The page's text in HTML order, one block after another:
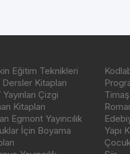
Eğitim Teknikleri
Dersler Kitapları
Çizgi
Kitapları
Egmont Yayıncılık
İçin Boyama
Timaş
Yapı